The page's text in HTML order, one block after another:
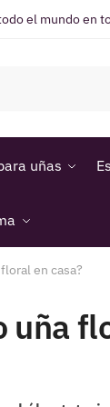
el mundo en
uñas
en casa?
uña